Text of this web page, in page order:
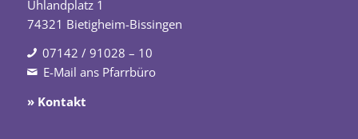
Uhlandplatz 1
74321 Bietigheim-Bissingen
07142 / 91028 – 10
E-Mail ans Pfarrbüro
» Kontakt